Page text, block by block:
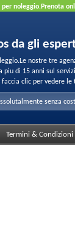
noleggio. Prenota
da gli
nostre tre
piu di 15 anni sul
clic per vedere le
senza
Termini & Condizioni